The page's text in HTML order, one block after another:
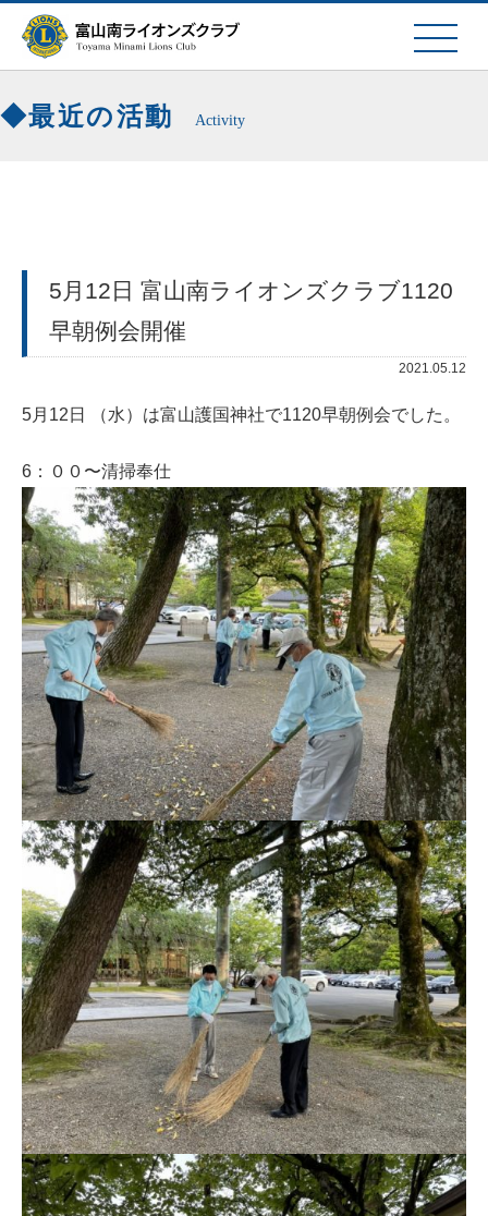
最近の活動 Activity
5月12日 富山南ライオンズクラブ1120
早朝例会開催
2021.05.12
5月12日 （水）は富山護国神社で1120早朝例会でした。
6：００〜清掃奉仕